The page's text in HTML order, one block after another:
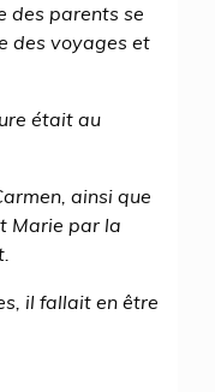
des parents se
des voyages et
était au
ainsi que
Marie par la
il fallait en être